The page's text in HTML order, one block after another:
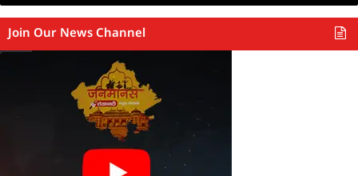
Join Our News Channel